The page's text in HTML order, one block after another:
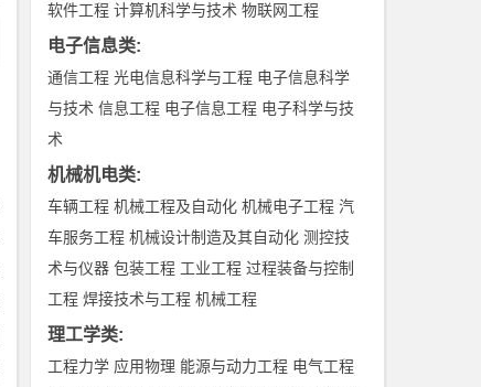
软件工程 计算机科学与技术 物联网工程
电子信息类:
通信工程 光电信息科学与工程 电子信息科学
与技术 信息工程 电子信息工程 电子科学与技
术
机械机电类:
车辆工程 机械工程及自动化 机械电子工程 汽
车服务工程 机械设计制造及其自动化 测控技
术与仪器 包装工程 工业工程 过程装备与控制
工程 焊接技术与工程 机械工程
理工学类:
工程力学 应用物理 能源与动力工程 电气工程